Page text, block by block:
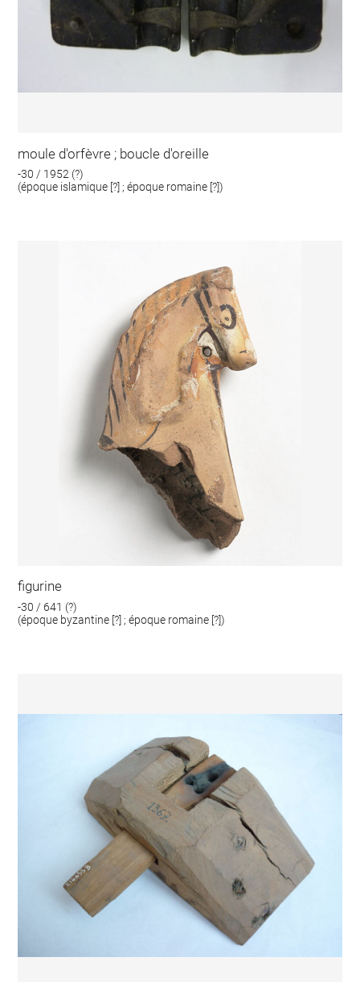
moule d'orfèvre ; boucle d'oreille
-30 / 1952 (?)
(époque islamique [?] ; époque romaine [?])
figurine
-30 / 641 (?)
(époque byzantine [?] ; époque romaine [?])